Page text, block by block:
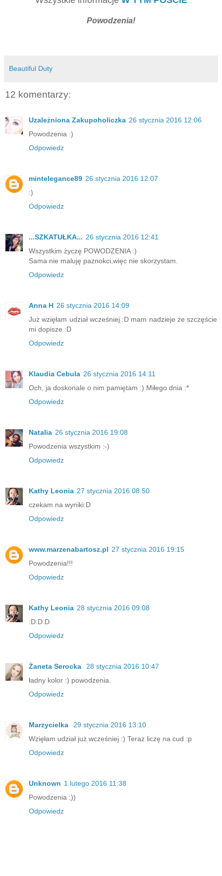
Powodzenia!
Beautiful Duty
12 komentarzy:
Uzależniona Zakupoholiczka 26 stycznia 2016 12:06
Powodzenia :)
Odpowiedz
mintelegance89 26 stycznia 2016 12:07
:)
Odpowiedz
...SZKATUŁKA... 26 stycznia 2016 12:41
Wszystkim życzę POWODZENIA :)
Sama nie maluję paznokci,więc nie skorzystam.
Odpowiedz
Anna H 26 stycznia 2016 14:09
Już wzięłam udział wcześniej :D mam nadzieje że szczęście
mi dopisze :D
Odpowiedz
Klaudia Cebula 26 stycznia 2016 14:11
Och, ja doskonale o nim pamiętam :) Miłego dnia :*
Odpowiedz
Natalia 26 stycznia 2016 19:08
Powodzenia wszystkim :-)
Odpowiedz
Kathy Leonia 27 stycznia 2016 08:50
czekam na wyniki:D
Odpowiedz
www.marzenabartosz.pl 27 stycznia 2016 19:15
Powodzenia!!!
Odpowiedz
Kathy Leonia 28 stycznia 2016 09:08
:D:D:D
Odpowiedz
Żaneta Serocka
28 stycznia 2016 10:47
ładny kolor :) powodzenia.
Odpowiedz
Marzycielka
29 stycznia 2016 13:10
Wzięłam udział już wcześniej :) Teraz liczę na cud :p
Odpowiedz
Unknown 1 lutego 2016 11:38
Powodzenia ;))
Odpowiedz